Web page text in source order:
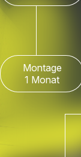
Montage
1 Monat